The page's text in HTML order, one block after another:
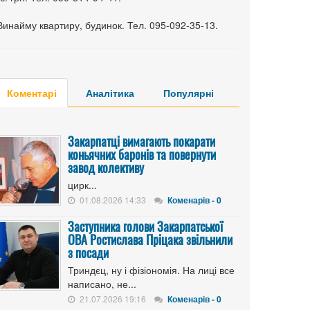
квартиру, будинок. Тел. 095-092-35-13.
Коментарі Аналітика Популярні
Закарпатці вимагають покарати
коньячних баронів та повернути
завод колективу
цирк...
01.08.2026 14:33 Коменарів - 0
Заступника голови Закарпатської
ОВА Ростислава Пріцака звільнили
з посади
Триндєц, ну і фізіономія. На лиці все
написано, не...
21.07.2026 19:16 Коменарів - 0